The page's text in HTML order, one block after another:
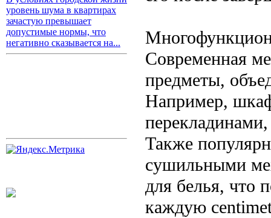
уровень шума в квартирах
зачастую превышает
допустимые нормы, что
негативно сказывается на...
Современная
предметы,
Например,
Также
сушильными
для белья, что
каждую